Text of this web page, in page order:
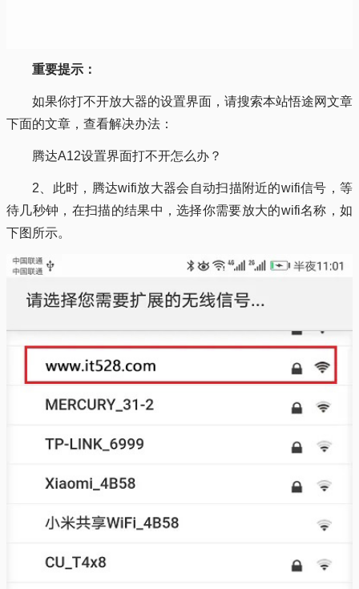
重要提示：
如果你打不开放大器的设置界面，请搜索本站悟途网文章
下面的文章，查看解决办法：
腾达A12设置界面打不开怎么办？
2、此时，腾达wifi放大器会自动扫描附近的wifi信号，等
待几秒钟，在扫描的结果中，选择你需要放大的wifi名称，如
下图所示。